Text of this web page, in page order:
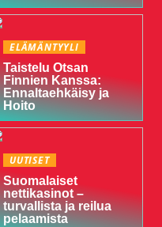
ELÄMÄNTYYLI
Taistelu Otsan
Finnien Kanssa:
Ennaltaehkäisy ja
Hoito
UUTISET
Suomalaiset
nettikasinot –
turvallista ja reilua
pelaamista